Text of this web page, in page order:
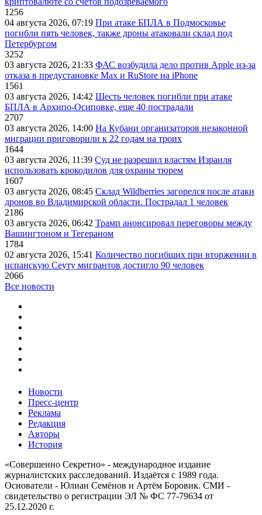
1256
04 августа 2026, 07:19 При атаке БПЛА в Подмосковье
погибли пять человек, также дроны атаковали склад под
Петербургом
3252
03 августа 2026, 21:33 ФАС возбудила дело против Apple из-за
отказа в предустановке Max и RuStore на iPhone
1561
03 августа 2026, 14:42 Шесть человек погибли при атаке
БПЛА в Архипо-Осиповке, еще 40 пострадали
2707
03 августа 2026, 14:00 На Кубани организаторов незаконной
миграции приговорили к 22 годам на троих
1644
03 августа 2026, 11:39 Суд не разрешил властям Израиля
использовать крокодилов для охраны тюрем
1607
03 августа 2026, 08:45 Склад Wildberries загорелся после атаки
дронов во Владимирской области. Пострадал 1 человек
2186
03 августа 2026, 06:42 Трамп анонсировал переговоры между
Вашингтоном и Тегераном
1784
02 августа 2026, 15:41 Количество погибших при вторжении в
испанскую Сеуту мигрантов достигло 90 человек
2066
Все новости
Новости
Пресс-центр
Реклама
Редакция
Авторы
История
«Совершенно Секретно» - международное издание
журналистских расследований. Издаётся с 1989 года.
Основатели - Юлиан Семёнов и Артём Боровик. CМИ -
свидетельство о регистрации ЭЛ № ФС 77-79634 от
25.12.2020 г.